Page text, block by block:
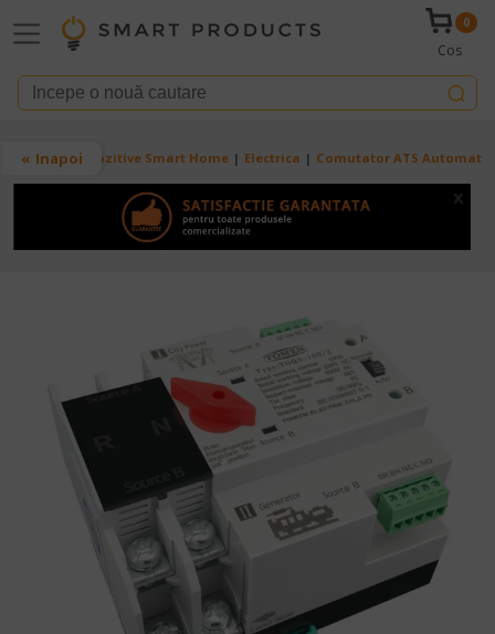
0
Cos
Breadcrumb
Acasa Dispozitive Smart Home Electrica Comutator ATS Automat
Inapoi
x